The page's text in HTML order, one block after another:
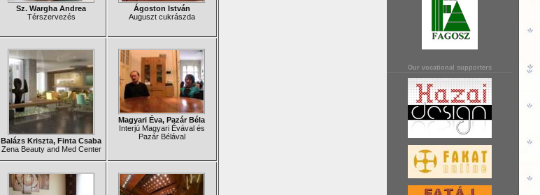
Our vocational supporters
Sz. Wargha Andrea
Térszervezés
Ágoston István
Auguszt cukrászda
Balázs Kriszta, Finta Csaba
Zena Beauty and Med Center
Magyari Éva, Pazár Béla
Interjú Magyari Évával és
Pazár Bélával